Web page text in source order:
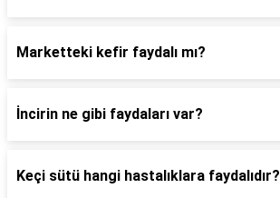
Marketteki kefir faydalı mı?
İncirin ne gibi faydaları var?
Keçi sütü hangi hastalıklara faydalıdır?